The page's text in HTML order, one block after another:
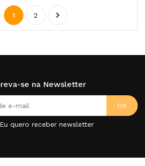
1 2 
se na Newsletter
Eu quero receber newsletter